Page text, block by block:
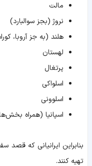
مالت
نروژ (بجز سوالبارد)
هلند (به جز آروبا،
لهستان
پرتغال
اسلواکی
اسلوونی
اسپانیا (همراه
بنابراین ایرانیانی که قصد
تهیه کنند.